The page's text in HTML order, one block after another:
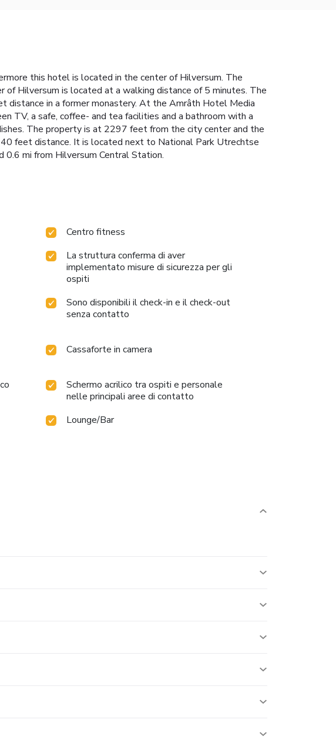
this hotel is located in the center of Hilversum. The
of Hilversum is located at a walking distance of 5 minutes. The
distance in a former monastery. At the Amrâth Hotel Media
TV, a safe, coffee- and tea facilities and a bathroom with a
The property is at 2297 feet from the city center and the
feet distance. It is located next to National Park Utrechtse
mi from Hilversum Central Station.
Centro fitness
La struttura conferma di aver
implementato misure di sicurezza per gli
ospiti
Sono disponibili il check-in e il check-out
senza contatto
Cassaforte in camera
Schermo acrilico tra ospiti e personale
nelle principali aree di contatto
Lounge/Bar